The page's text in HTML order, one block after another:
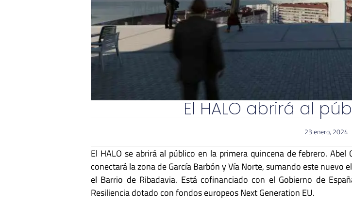
El HALO abrirá al
23 enero, 2024
El HALO se abrirá al público en la primera quincena de febrero. Abel
conectará la zona de García Barbón y Vía Norte, sumando este nuevo
el Barrio de Ribadavia. Está cofinanciado con el Gobierno de
Resiliencia dotado con fondos europeos Next Generation EU.